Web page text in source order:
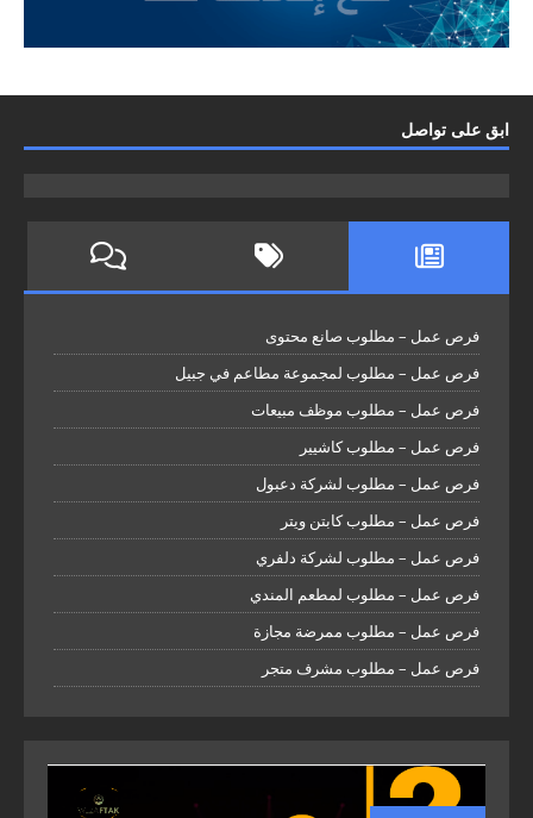
ابق على تواصل
فرص عمل – مطلوب صانع محتوى
فرص عمل – مطلوب لمجموعة مطاعم في جبيل
فرص عمل – مطلوب موظف مبيعات
فرص عمل – مطلوب كاشيير
فرص عمل – مطلوب لشركة دعبول
فرص عمل – مطلوب كابتن ويتر
فرص عمل – مطلوب لشركة دلفري
فرص عمل – مطلوب لمطعم المندي
فرص عمل – مطلوب ممرضة مجازة
فرص عمل – مطلوب مشرف متجر